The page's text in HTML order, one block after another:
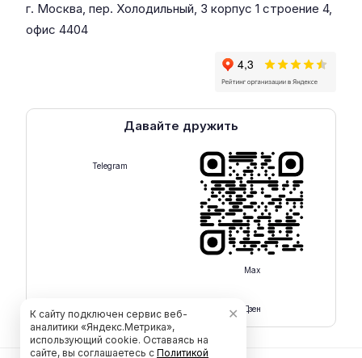
г. Москва, пер. Холодильный, 3 корпус 1 строение 4,
офис 4404
Давайте дружить
Telegram
Max
Дзен
К сайту подключен сервис веб-
аналитики «Яндекс.Метрика»,
использующий cookie. Оставаясь на
сайте, вы соглашаетесь с Политикой
✕